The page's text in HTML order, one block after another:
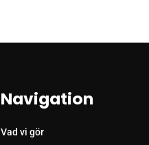
Navigation
Vad vi gör